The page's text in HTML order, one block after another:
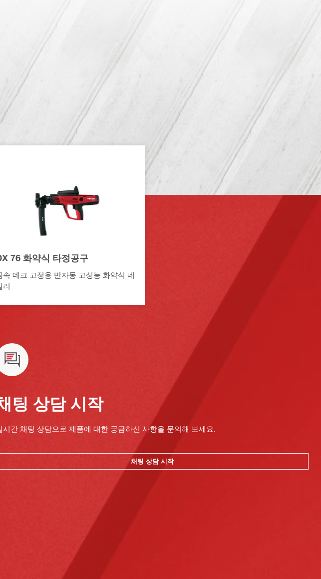
76 화약식 타정공구
속 데크 고정용 반자동 고성능 화약식 네
러
팅 상담 시작
시간 채팅 상담으로 제품에 대한 궁금하신 사항을 문의해 보세요.
채팅 상담 시작